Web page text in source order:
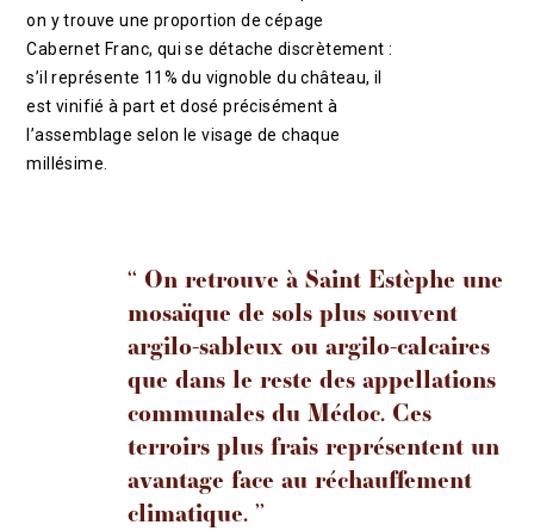
on y trouve une proportion de cépage
Cabernet Franc, qui se détache discrètement :
s’il représente 11% du vignoble du château, il
est vinifié à part et dosé précisément à
l’assemblage selon le visage de chaque
millésime.
‘‘ On retrouve à Saint Estèphe une
mosaïque de sols plus souvent
argilo-sableux ou argilo-calcaires
que dans le reste des appellations
communales du Médoc. Ces
terroirs plus frais représentent un
avantage face au réchauffement
climatique. ’’